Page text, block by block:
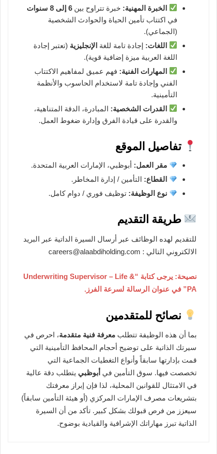
الخبرة المهنية: خبرة تتراوح بين6 إلى 8 سنوات
في اكتتاب تأمين الحياة والحوادث الشخصية
(الجماعي).
اللغات: إجادة تامة للغة الإنجليزية (تعتبر إجادة
اللغة العربية ميزة إضافية قوية).
المهارات الفنية: فهم عميق لمفاهيم الاكتتاب
الفني وإجادة تامة لاستخدام الحاسوب والأنظمة
التأمينية.
القدرات الشخصية: المبادرة، الدقة المتناهية،
والقدرة على قيادة الفرق وإدارة ضغوط العمل.
تفاصيل الموقع
مقر العمل: أبوظبي، الإمارات العربية المتحدة.
القطاع: التأمين / إدارة المخاطر.
نوع الوظيفة: توظيف فوري / دوام كامل.
طريقة التقديم
للتقديم لهده الوظائف عبر أرسال السيرة الداتية عبر البريد
الالكتروني التالي : careers@alaabdiholding.com
نصيحة: يرجى كتابة “Underwriting Supervisor – Life &
PA” في عنوان الرسالة لسرعة الفرز.
نصائح للمتقدمين
بما أن هذه الوظيفة تتطلب معرفة فنية متقدمة، احرص في
سيرتك الذاتية على توضيح أحجام المحافظ التأمينية التي
قمت بإدارتها سابقاً وأنواع التغطيات الجماعية التي
تخصصت فيها. سوق التأمين في أبوظبي يتطلب دقة عالية
في الامتثال للقوانين المحلية، لذا فإن إبراز معرفتك
بتشريعات مصرف الإمارات المركزي (أو هيئة التأمين سابقاً)
سيعزز من فرص قبولك بشكل كبير. تأكد من أن السيرة
الذاتية تبرز مهاراتك الإشرافية والقيادية بوضوح.